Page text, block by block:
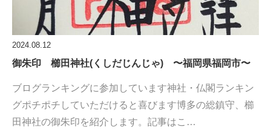
2024.08.12
御朱印 櫛田神社(くしだじんじゃ) 〜福岡県福岡市〜
ブログランキングに参加しています神社・仏閣ランキン
グポチポチしていただけると喜びます博多の総鎮守、櫛
田神社の御朱印を紹介します。記事はこ…